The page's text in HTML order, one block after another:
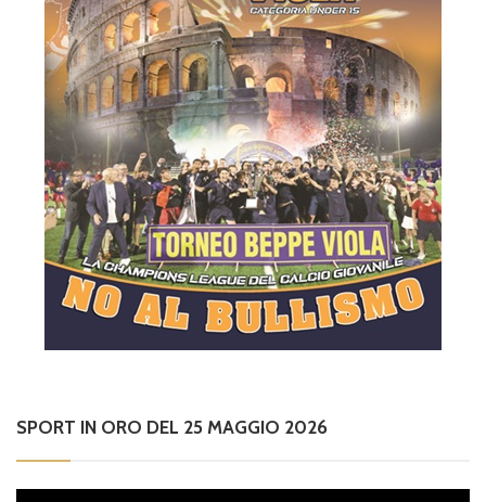
SPORT IN ORO DEL 25 MAGGIO 2026